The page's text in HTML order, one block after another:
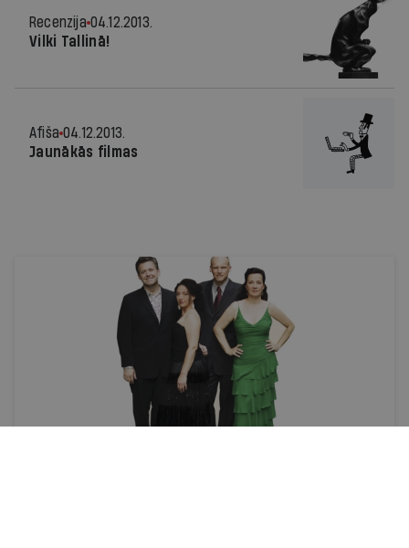
Recenzija 04.12.2013.
Vilki Tallinā!
Afiša 04.12.2013.
Jaunākās filmas